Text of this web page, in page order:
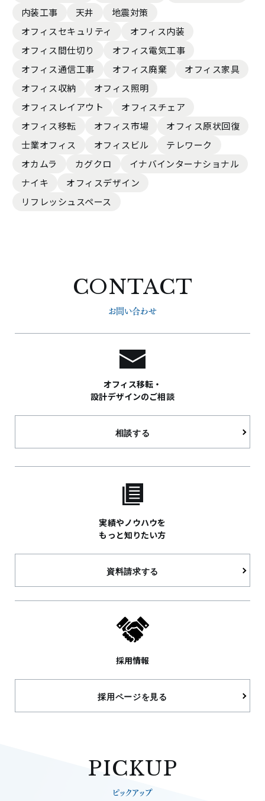
内装工事
天井
地震対策
オフィスセキュリティ
オフィス内装
オフィス間仕切り
オフィス電気工事
オフィス通信工事
オフィス廃棄
オフィス家具
オフィス収納
オフィス照明
オフィスレイアウト
オフィスチェア
オフィス移転
オフィス市場
オフィス原状回復
士業オフィス
オフィスビル
テレワーク
オカムラ
カグクロ
イナバインターナショナル
ナイキ
オフィスデザイン
リフレッシュスペース
CONTACT
お問い合わせ
オフィス移転・
設計デザインのご相談
相談する
実績やノウハウを
もっと知りたい方
資料請求する
採用情報
採用ページを見る
PICKUP
ピックアップ